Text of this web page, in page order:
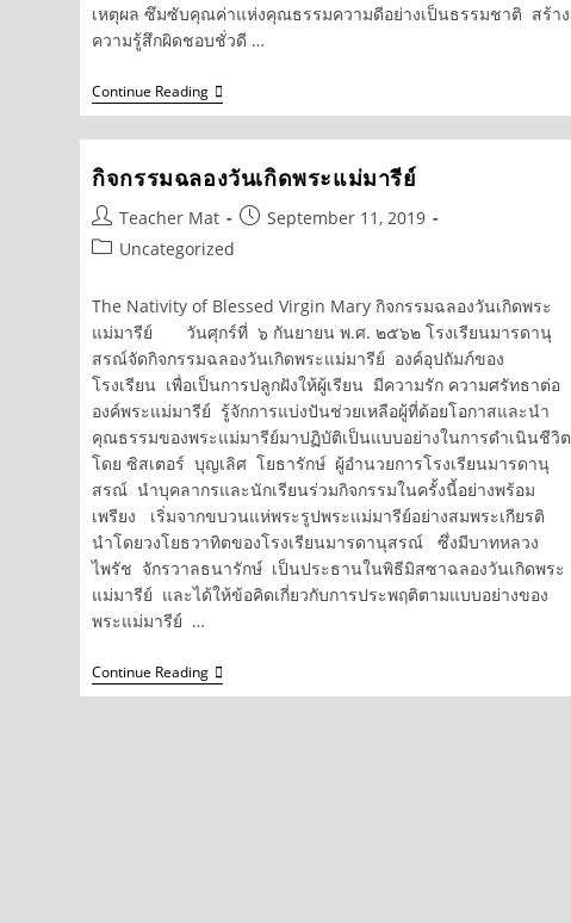
เหตุผล ซึมซับคุณค่าแห่งคุณธรรมความดีอย่างเป็นธรรมชาติ สร้าง
ความรู้สึกผิดชอบชั่วดี …
Continue Readingการ
อบรม
การ
เรื่อง
“การ
พัฒนา
ศักยภาพ
ครู
พัฒนา
โรงเรียน
คุณธรรม”
กิจกรรมฉลองวันเกิดพระแม่มารีย์
Post
author:
Teacher Mat
PostSeptember 11, 2019
PostUncategorized
The Nativity of Blessed Virgin Mary กิจกรรมฉลองวันเกิดพระ
แม่มารีย์ วันศุกร์ที่ ๖ กันยายน พ.ศ. ๒๕๖๒ โรงเรียนมารดานุ
สรณ์จัดกิจกรรมฉลองวันเกิดพระแม่มารีย์ องค์อุปถัมภ์ของ
โรงเรียน เพื่อเป็นการปลูกฝังให้ผู้เรียน มีความรัก ความศรัทธาต่อ
องค์พระแม่มารีย์ รู้จักการแบ่งปันช่วยเหลือผู้ที่ด้อยโอกาสและนำ
คุณธรรมของพระแม่มารีย์มาปฏิบัติเป็นแบบอย่างในการดำเนินชีวิต
โดย ซิสเตอร์ บุญเลิศ โยธารักษ์ ผู้อำนวยการโรงเรียนมารดานุ
สรณ์ นำบุคลากรและนักเรียนร่วมกิจกรรมในครั้งนี้อย่างพร้อม
เพรียง เริ่มจากขบวนแห่พระรูปพระแม่มารีย์อย่างสมพระเกียรติ
นำโดยวงโยธวาทิตของโรงเรียนมารดานุสรณ์ ซึ่งมีบาทหลวง
ไพรัช จักรวาลธนารักษ์ เป็นประธานในพิธีมิสซาฉลองวันเกิดพระ
แม่มารีย์ และได้ให้ข้อคิดเกี่ยวกับการประพฤติตามแบบอย่างของ
พระแม่มารีย์ …
Continue Readingกิจกรรม
ฉลอง